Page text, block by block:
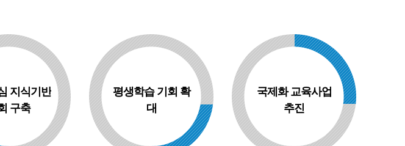
지식기반
구축
평생학습 기회 확
대
국제화 교육사업
추진